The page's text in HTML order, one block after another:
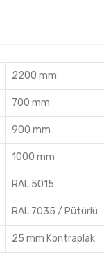
2200 mm
700 mm
900 mm
1000 mm
RAL 5015
RAL 7035 / Pütürlü
25 mm Kontraplak